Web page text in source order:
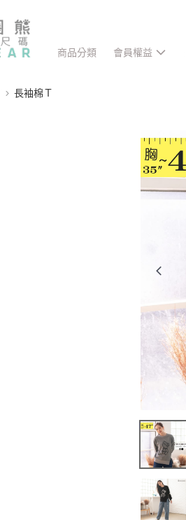
商品分類 會員權益
長袖棉Ｔ